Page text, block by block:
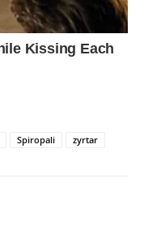
Spiropali zyrtar